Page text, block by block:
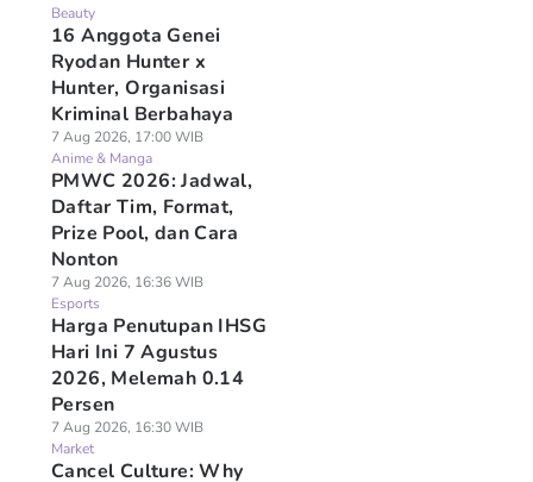
Beauty
16 Anggota Genei
Ryodan Hunter x
Hunter, Organisasi
Kriminal Berbahaya
7 Aug 2026, 17:00 WIB
Anime & Manga
PMWC 2026: Jadwal,
Daftar Tim, Format,
Prize Pool, dan Cara
Nonton
7 Aug 2026, 16:36 WIB
Esports
Harga Penutupan IHSG
Hari Ini 7 Agustus
2026, Melemah 0.14
Persen
7 Aug 2026, 16:30 WIB
Market
Cancel Culture: Why